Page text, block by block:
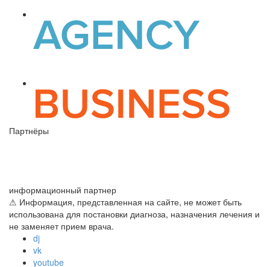
Партнёры
информационный партнер
⚠ Информация, представленная на сайте, не может быть
использована для постановки диагноза, назначения лечения и
не заменяет прием врача.
dj
vk
youtube